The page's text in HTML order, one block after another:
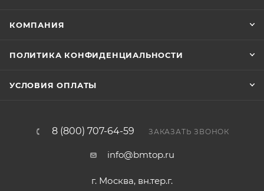
КОМПАНИЯ
ПОЛИТИКА КОНФИДЕНЦИАЛЬНОСТИ
УСЛОВИЯ ОПЛАТЫ
8 (800) 707-64-59 ЗАКАЗАТЬ ЗВОНОК
info@bmtop.ru
г. Москва, вн.тер.г.